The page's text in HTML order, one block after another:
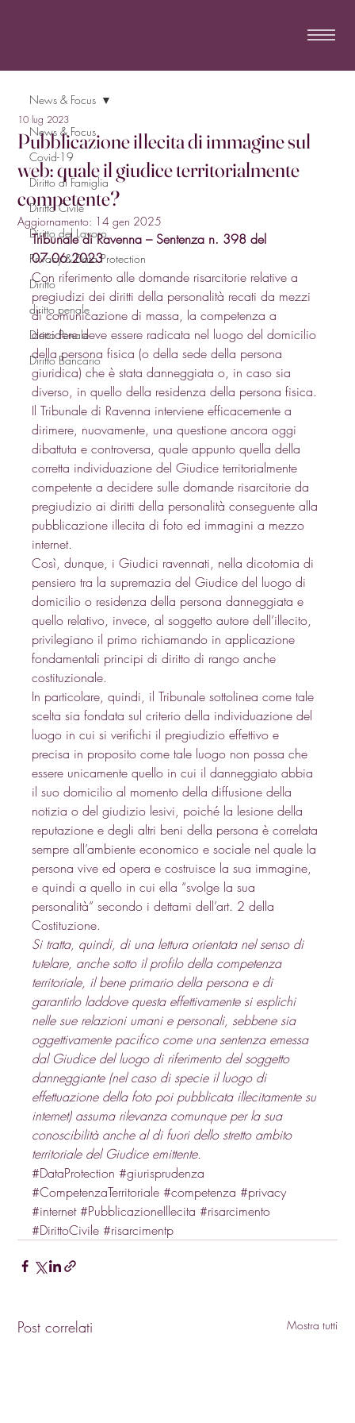
News & Focus
Covid-19
Diritto di Famiglia
Diritto Civile
Diritto del Lavoro
Privacy & Data Protection
Diritto
diritto penale
Diritto Penale
Diritto Bancario
News & Focus
Pubblicazione illecita di immagine sul
web: quale il giudice territorialmente
competente?
10 lug 2023
Aggiornamento: 14 gen 2025
Tribunale di Ravenna – Sentenza n. 398 del
07.06.2023
Con riferimento alle domande risarcitorie relative a
pregiudizi dei diritti della personalità recati da mezzi
di comunicazione di massa, la competenza a
decidere deve essere radicata nel luogo del domicilio
della persona fisica (o della sede della persona
giuridica) che è stata danneggiata o, in caso sia
diverso, in quello della residenza della persona fisica.
Il Tribunale di Ravenna interviene efficacemente a
dirimere, nuovamente, una questione ancora oggi
dibattuta e controversa, quale appunto quella della
corretta individuazione del Giudice territorialmente
competente a decidere sulle domande risarcitorie da
pregiudizio ai diritti della personalità conseguente alla
pubblicazione illecita di foto ed immagini a mezzo
internet.
Così, dunque, i Giudici ravennati, nella dicotomia di
pensiero tra la supremazia del Giudice del luogo di
domicilio o residenza della persona danneggiata e
quello relativo, invece, al soggetto autore dell’illecito,
privilegiano il primo richiamando in applicazione
fondamentali principi di diritto di rango anche
costituzionale.
In particolare, quindi, il Tribunale sottolinea come tale
scelta sia fondata sul criterio della individuazione del
luogo in cui si verifichi il pregiudizio effettivo e
precisa in proposito come tale luogo non possa che
essere unicamente quello in cui il danneggiato abbia
il suo domicilio al momento della diffusione della
notizia o del giudizio lesivi, poiché la lesione della
reputazione e degli altri beni della persona è correlata
sempre all’ambiente economico e sociale nel quale la
persona vive ed opera e costruisce la sua immagine,
e quindi a quello in cui ella “svolge la sua
personalità” secondo i dettami dell’art. 2 della
Costituzione.
Si tratta, quindi, di una lettura orientata nel senso di
tutelare, anche sotto il profilo della competenza
territoriale, il bene primario della persona e di
garantirlo laddove questa effettivamente si esplichi
nelle sue relazioni umani e personali, sebbene sia
oggettivamente pacifico come una sentenza emessa
dal Giudice del luogo di riferimento del soggetto
danneggiante (nel caso di specie il luogo di
effettuazione della foto poi pubblicata illecitamente su
internet) assuma rilevanza comunque per la sua
conoscibilità anche al di fuori dello stretto ambito
territoriale del Giudice emittente.
#DataProtection #giurisprudenza
#CompetenzaTerritoriale #competenza #privacy
#internet #PubblicazioneIllecita #risarcimento
#DirittoCivile #risarcimentp
Post correlati Mostra tutti